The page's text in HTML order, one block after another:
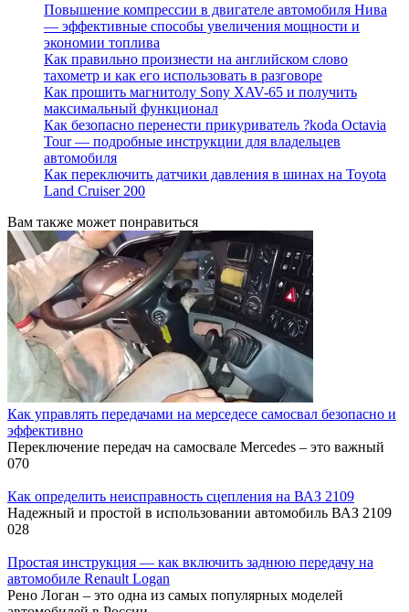
Повышение компрессии в двигателе автомобиля Нива
— эффективные способы увеличения мощности и
экономии топлива
Как правильно произнести на английском слово
тахометр и как его использовать в разговоре
Как прошить магнитолу Sony XAV-65 и получить
максимальный функционал
Как безопасно перенести прикуриватель ?koda Octavia
Tour — подробные инструкции для владельцев
автомобиля
Как переключить датчики давления в шинах на Toyota
Land Cruiser 200
Вам также может понравиться
Как управлять передачами на мерседесе самосвал безопасно и
эффективно
Переключение передач на самосвале Mercedes – это важный
070
Как определить неисправность сцепления на ВАЗ 2109
Надежный и простой в использовании автомобиль ВАЗ 2109
028
Простая инструкция — как включить заднюю передачу на
автомобиле Renault Logan
Рено Логан – это одна из самых популярных моделей